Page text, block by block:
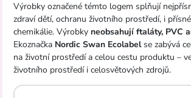
Výrobky označené témto logem splňují
zdraví dětí, ochranu životního prostředí, i
chemikálie. Výrobky neobsahují ftaláty, PVC
Ekoznačka Nordic Swan Ecolabelse zabývá
na životní prostředí a celou cestu produktu –
životního prostředí i celosvětových zdrojů.